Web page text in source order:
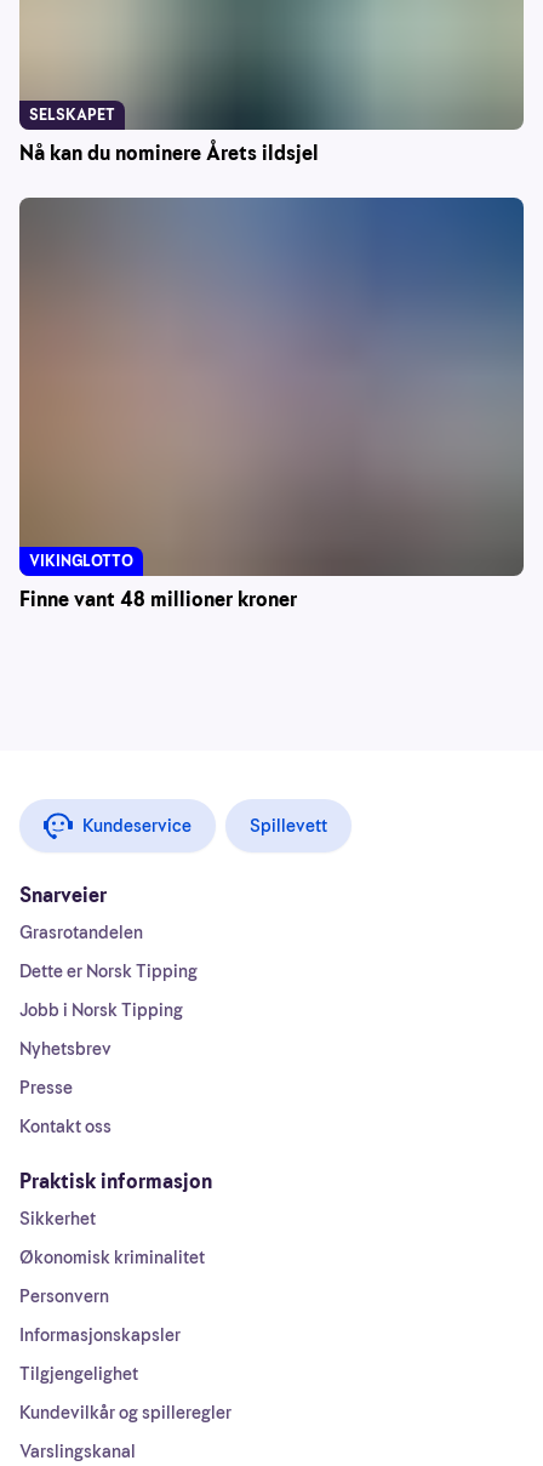
Nå kan du nominere Årets ildsjel
SELSKAPET
Finne vant 48 millioner kroner
VIKINGLOTTO
Kundeservice Spillevett
Snarveier
Grasrotandelen
Dette er Norsk Tipping
Jobb i Norsk Tipping
Nyhetsbrev
Presse
Kontakt oss
Praktisk informasjon
Sikkerhet
Økonomisk kriminalitet
Personvern
Informasjonskapsler
Tilgjengelighet
Kundevilkår og spilleregler
Varslingskanal